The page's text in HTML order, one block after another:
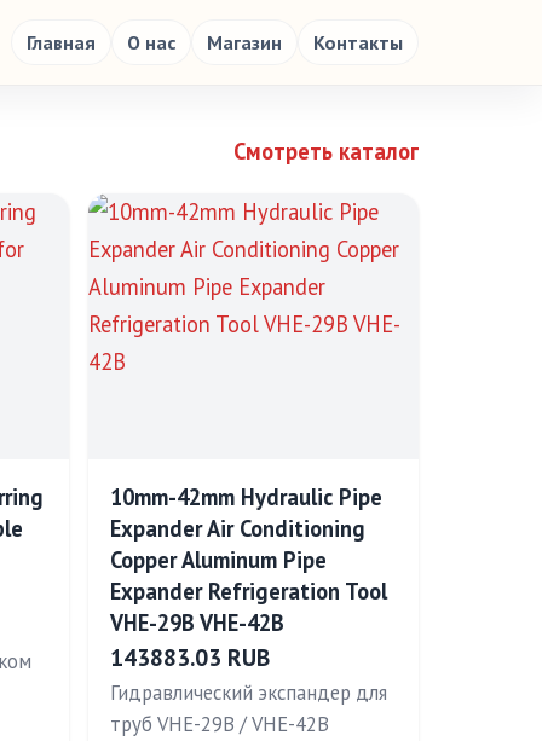
Главная О нас Магазин Контакты
Смотреть каталог
10mm-42mm Hydraulic Pipe
Expander Air Conditioning
Copper Aluminum Pipe
Expander Refrigeration Tool
VHE-29B VHE-42B
143883.03 RUB
Гидравлический экспандер для
труб VHE-29B / VHE-42B